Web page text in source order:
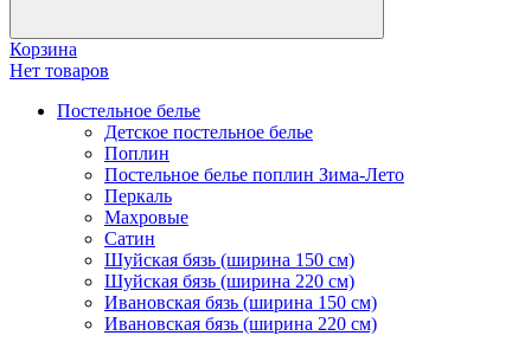
Корзина
Нет товаров
Постельное белье
Детское постельное белье
Поплин
Постельное белье поплин Зима-Лето
Перкаль
Махровые
Сатин
Шуйская бязь (ширина 150 см)
Шуйская бязь (ширина 220 см)
Ивановская бязь (ширина 150 см)
Ивановская бязь (ширина 220 см)